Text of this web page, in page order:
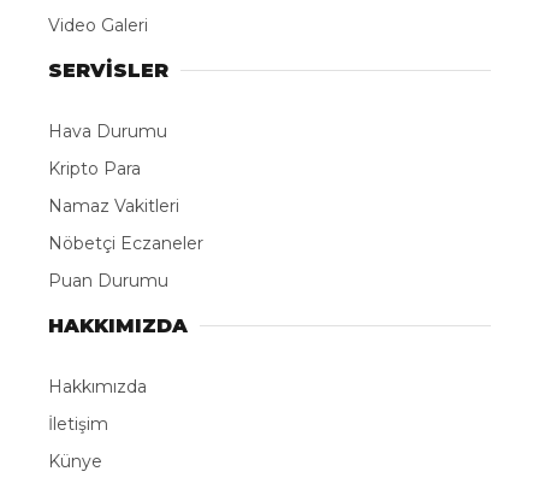
Video Galeri
SERVİSLER
Hava Durumu
Kripto Para
Namaz Vakitleri
Nöbetçi Eczaneler
Puan Durumu
HAKKIMIZDA
Hakkımızda
İletişim
Künye